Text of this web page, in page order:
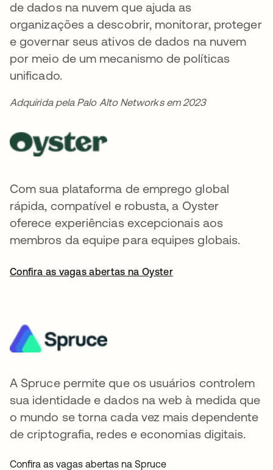
de dados na nuvem que ajuda as
organizações a descobrir, monitorar, proteger
e governar seus ativos de dados na nuvem
por meio de um mecanismo de políticas
unificado.
Adquirida pela Palo Alto Networks em 2023
Com sua plataforma de emprego global
rápida, compatível e robusta, a Oyster
oferece experiências excepcionais aos
membros da equipe para equipes globais.
Confira as vagas abertas na Oyster
A Spruce permite que os usuários controlem
sua identidade e dados na web à medida que
o mundo se torna cada vez mais dependente
de criptografia, redes e economias digitais.
Confira as vagas abertas na Spruce